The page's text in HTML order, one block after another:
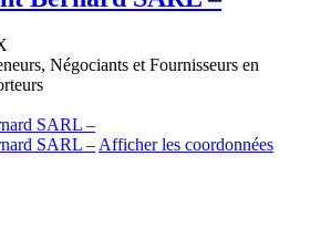
Négociants et Fournisseurs en
Afficher les coordonnées